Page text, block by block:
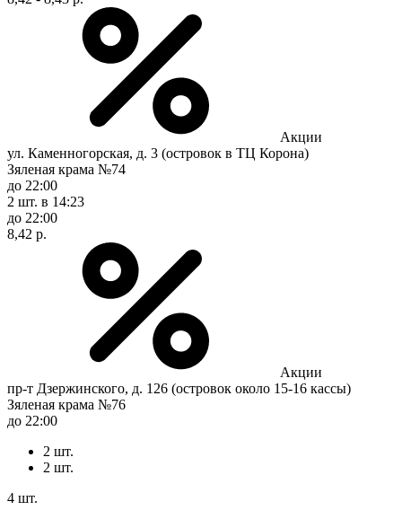
Акции
ул. Каменногорская, д. 3 (островок в ТЦ Корона)
Зяленая крама №74
до 22:00
2 шт. в 14:23
до 22:00
8,42 р.
Акции
пр-т Дзержинского, д. 126 (островок около 15-16 кассы)
Зяленая крама №76
до 22:00
2 шт.
2 шт.
4 шт.